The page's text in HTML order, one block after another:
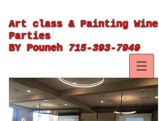
Art class & Painting Wine
Parties
BY Pouneh 715-393-7949